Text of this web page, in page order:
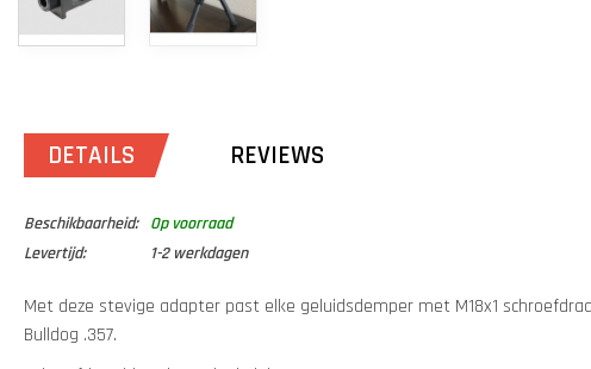
DETAILS REVIEWS
Beschikbaarheid:
Op voorraad
Levertijd:
1-2 werkdagen
Met deze stevige adapter past elke geluidsdemper met M18x1
Bulldog .357.